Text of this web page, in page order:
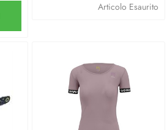
Articolo Esaurito